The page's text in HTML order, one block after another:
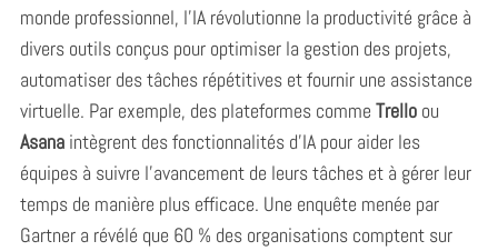
monde professionnel, l’IA révolutionne la productivité grâce à
divers outils conçus pour optimiser la gestion des projets,
automatiser des tâches répétitives et fournir une assistance
virtuelle. Par exemple, des plateformes comme Trelloou
Asanaintègrent des fonctionnalités d’IA pour aider les
équipes à suivre l’avancement de leurs tâches et à gérer leur
temps de manière plus efficace. Une enquête menée par
Gartner a révélé que 60 % des organisations comptent sur